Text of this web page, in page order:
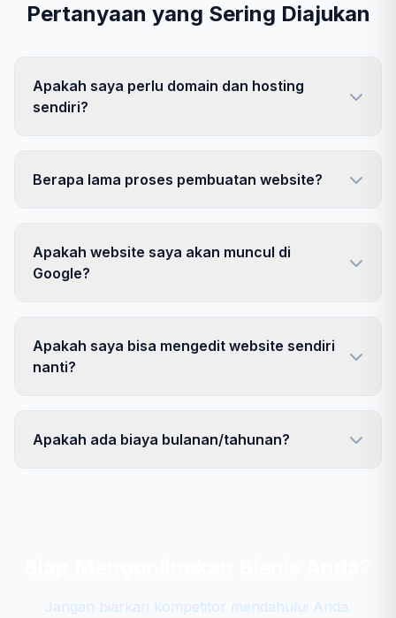
Pertanyaan yang Sering Diajukan
Apakah saya perlu domain dan hosting
sendiri?
Berapa lama proses pembuatan website?
Apakah website saya akan muncul di
Google?
Apakah saya bisa mengedit website sendiri
nanti?
Apakah ada biaya bulanan/tahunan?
Jangan biarkan kompetitor mendahului Anda.